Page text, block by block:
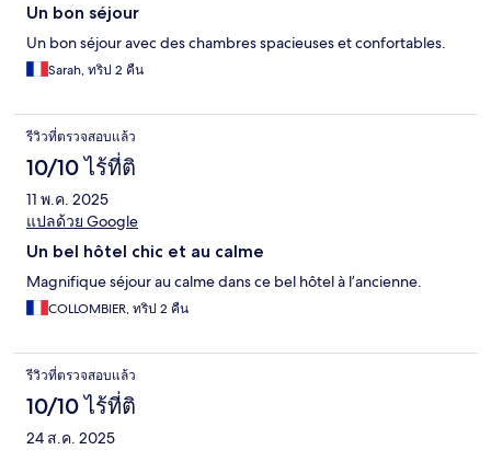
Un bon séjour
Un bon séjour avec des chambres spacieuses et confortables.
Sarah, ทริป 2 คืน
รีวิวที่ตรวจสอบแล้ว
10/10 ไร้ที่ติ
11 พ.ค. 2025
แปลด้วย Google
Un bel hôtel chic et au calme
Magnifique séjour au calme dans ce bel hôtel à l’ancienne.
COLLOMBIER, ทริป 2 คืน
รีวิวที่ตรวจสอบแล้ว
10/10 ไร้ที่ติ
24 ส.ค. 2025